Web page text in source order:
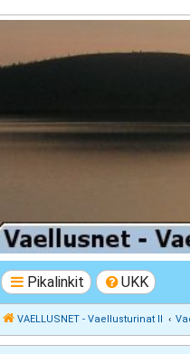
VAELLUSNET -
Keskustelua vaeltamisesta ja
Pikalinkit UKK
VAELLUSNET - Vaellusturinat II